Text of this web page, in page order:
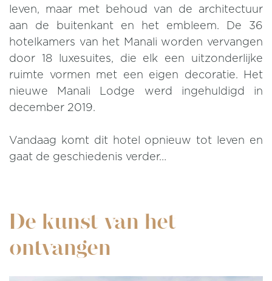
leven, maar met behoud van de architectuur
aan de buitenkant en het embleem. De 36
hotelkamers van het Manali worden vervangen
door 18 luxesuites, die elk een uitzonderlijke
ruimte vormen met een eigen decoratie. Het
nieuwe Manali Lodge werd ingehuldigd in
december 2019.
Vandaag komt dit hotel opnieuw tot leven en
gaat de geschiedenis verder…
De kunst van het
ontvangen